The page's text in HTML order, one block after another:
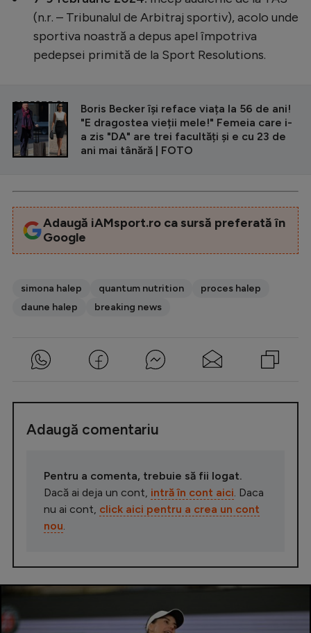
(n.r. – Tribunalul de Arbitraj sportiv), acolo unde
sportiva noastră a depus apel împotriva
pedepsei primită de la Sport Resolutions.
CITEȘTE ȘI
Boris Becker își reface viața la 56 de ani!
"E dragostea vieții mele!" Femeia care i-
a zis "DA" are trei facultăți și e cu 23 de
ani mai tânără | FOTO
Adaugă iAMsport.ro ca sursă preferată în
Google
simona halep quantum nutrition
proces halep
daune halep
breaking news
Adaugă comentariu
Pentru a comenta, trebuie să fii logat.
Dacă ai deja un cont, intră în cont aici . Daca
nu ai cont, click aici pentru a crea un cont
nou